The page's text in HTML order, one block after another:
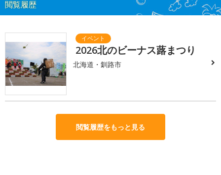
閲覧履歴
2026北のビーナス蕗まつり
北海道・釧路市
閲覧履歴をもっと見る